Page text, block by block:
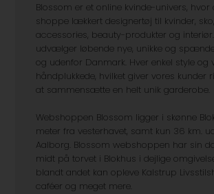
Blossom er et online kvinde-univers, hvor
shoppe lækkert designertøj til kvinder,
accessories, beauty-produkter og
udvælger løbende nye, unikke og
og udenfor Danmark. Hver enkel style og
håndplukkede, hvilket giver vores kunder
at sammensætte en helt unik garderobe.
Webshoppen Blossom ligger i skønne
meter fra vesterhavet, samt kun 36 km.
Aalborg. Blossom webshoppen har sin
midt på torvet i Blokhus i dejlige
blandt andet kan opleve Kalstrup
caféer og meget mere.